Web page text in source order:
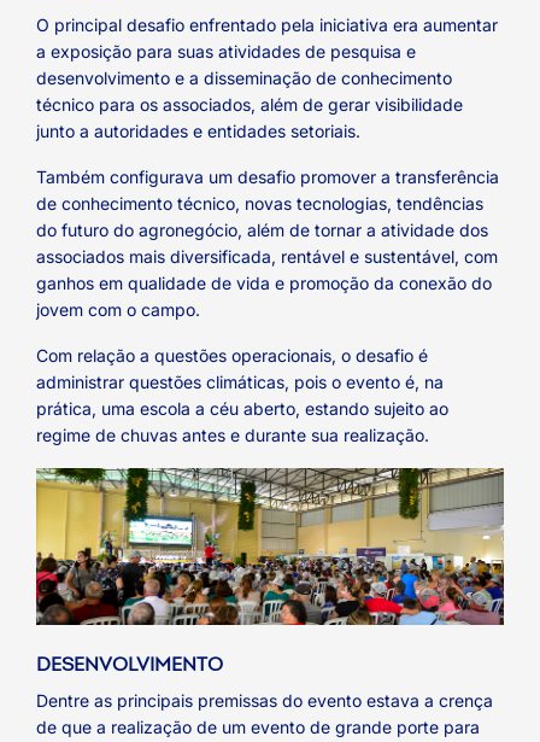
O principal desafio enfrentado pela iniciativa era aumentar
a exposição para suas atividades de pesquisa e
desenvolvimento e a disseminação de conhecimento
técnico para os associados, além de gerar visibilidade
junto a autoridades e entidades setoriais.
Também configurava um desafio promover a transferência
de conhecimento técnico, novas tecnologias, tendências
do futuro do agronegócio, além de tornar a atividade dos
associados mais diversificada, rentável e sustentável, com
ganhos em qualidade de vida e promoção da conexão do
jovem com o campo.
Com relação a questões operacionais, o desafio é
administrar questões climáticas, pois o evento é, na
prática, uma escola a céu aberto, estando sujeito ao
regime de chuvas antes e durante sua realização.
DESENVOLVIMENTO
Dentre as principais premissas do evento estava a crença
de que a realização de um evento de grande porte para